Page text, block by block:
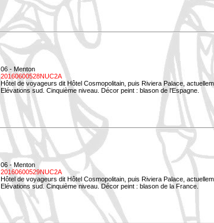
06 - Menton
20160600528NUC2A
Hôtel de voyageurs dit Hôtel Cosmopolitain, puis Riviera Palace,
Elévations sud. Cinquième niveau. Décor peint : blason de l'Espagne.
06 - Menton
20160600529NUC2A
Hôtel de voyageurs dit Hôtel Cosmopolitain, puis Riviera Palace,
Elévations sud. Cinquième niveau. Décor peint : blason de la France.